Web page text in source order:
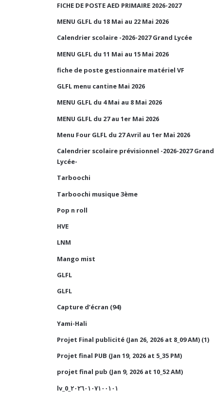
FICHE DE POSTE AED PRIMAIRE 2026-2027
MENU GLFL du 18 Mai au 22 Mai 2026
Calendrier scolaire -2026-2027 Grand Lycée
MENU GLFL du 11 Mai au 15 Mai 2026
fiche de poste gestionnaire matériel VF
GLFL menu cantine Mai 2026
MENU GLFL du 4 Mai au 8 Mai 2026
MENU GLFL du 27 au 1er Mai 2026
Menu Four GLFL du 27 Avril au 1er Mai 2026
Calendrier scolaire prévisionnel -2026-2027 Grand
Lycée-
Tarboochi
Tarboochi musique 3ème
Pop n roll
HVE
LNM
Mango mist
GLFL
GLFL
Capture d’écran (94)
Yami-Hali
Projet Final publicité (Jan 26, 2026 at 8_09 AM) (1)
Projet final PUB (Jan 19, 2026 at 5_35 PM)
projet final pub (Jan 9, 2026 at 10_52 AM)
lv_0_٢٠٢٦٠١٠٧١٠٠١٠١